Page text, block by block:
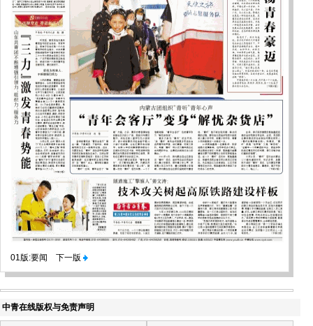
01版:要闻 下一版
中青在线版权与免责声明